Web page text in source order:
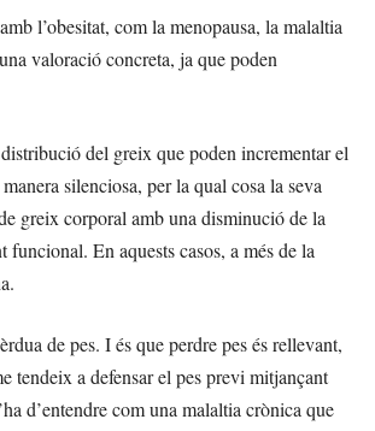
l’obesitat, com la menopausa, la malaltia
valoració concreta, ja que poden
del greix que poden incrementar el
silenciosa, per la qual cosa la seva
greix corporal amb una disminució de la
En aquests casos, a més de la
de pes. I és que perdre pes és rellevant,
tendeix a defensar el pes previ mitjançant
d’entendre com una malaltia crònica que